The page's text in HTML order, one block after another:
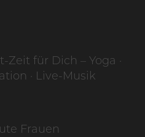
Zeit für Dich – Yoga ·
· Live-Musik
Frauen